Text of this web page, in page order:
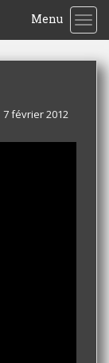
Menu
7 février 2012